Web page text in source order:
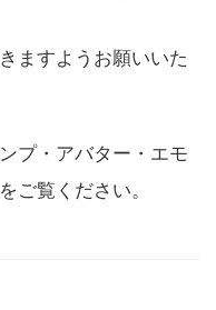
ますようお願いいた
プ・アバター・エモ
をご覧ください。